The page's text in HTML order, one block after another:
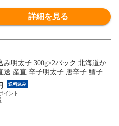
詳細を見る
み明太子 300g×2パック 北海道か
送 産直 辛子明太子 唐辛子 鱈子
子 化粧箱入り 2箱 600g 産地直送
送料込み